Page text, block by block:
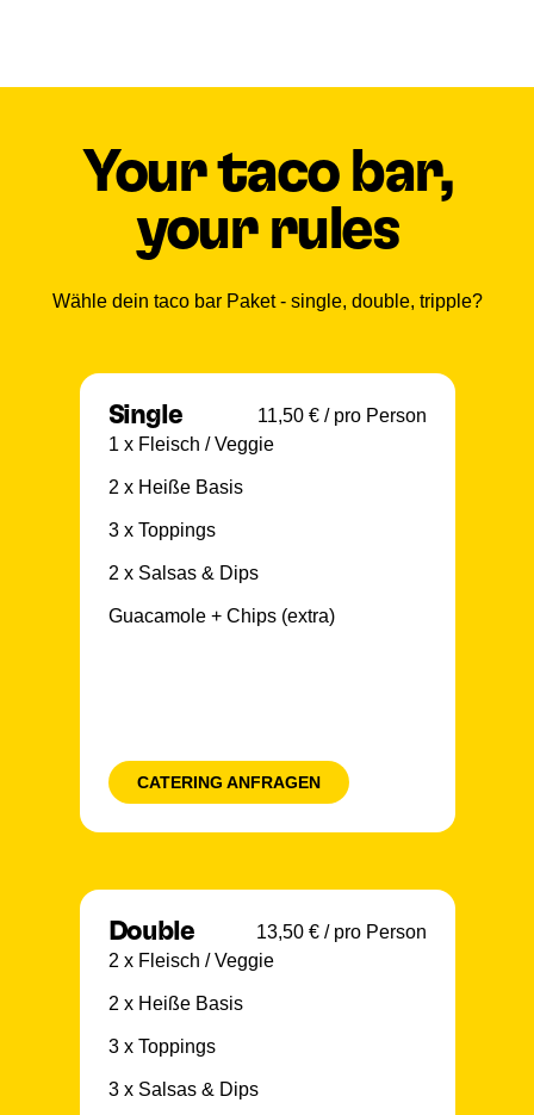
Your taco bar,
your rules
Wähle dein taco bar Paket - single, double, tripple?
Single
11,50 € / pro Person
1 x Fleisch / Veggie
2 x Heiße Basis
3 x Toppings
2 x Salsas & Dips
Guacamole + Chips (extra)
CATERING ANFRAGEN
Double
13,50 € / pro Person
2 x Fleisch / Veggie
2 x Heiße Basis
3 x Toppings
3 x Salsas & Dips